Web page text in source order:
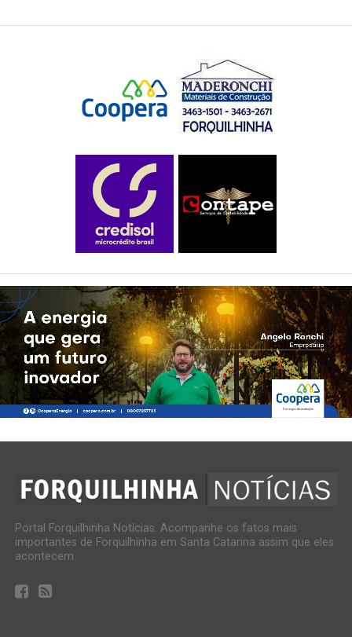
Portal Forquilhinha Notícias. Acompanhe os fatos mais
importantes de Forquilhinha em Santa Catarina assim que eles
acontecem.